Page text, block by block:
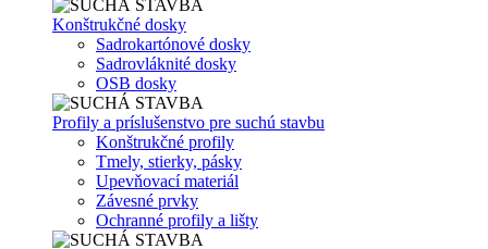
Konštrukčné dosky
Sadrokartónové dosky
Sadrovláknité dosky
OSB dosky
Profily a príslušenstvo pre suchú stavbu
Konštrukčné profily
Tmely, stierky, pásky
Upevňovací materiál
Závesné prvky
Ochranné profily a lišty